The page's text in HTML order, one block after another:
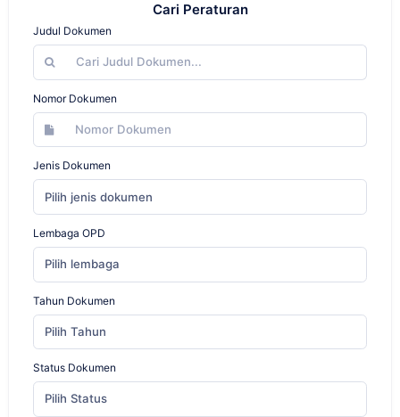
Cari Peraturan
Judul Dokumen
Nomor Dokumen
Jenis Dokumen
Pilih jenis dokumen
Lembaga OPD
Pilih lembaga
Tahun Dokumen
Pilih Tahun
Status Dokumen
Pilih Status